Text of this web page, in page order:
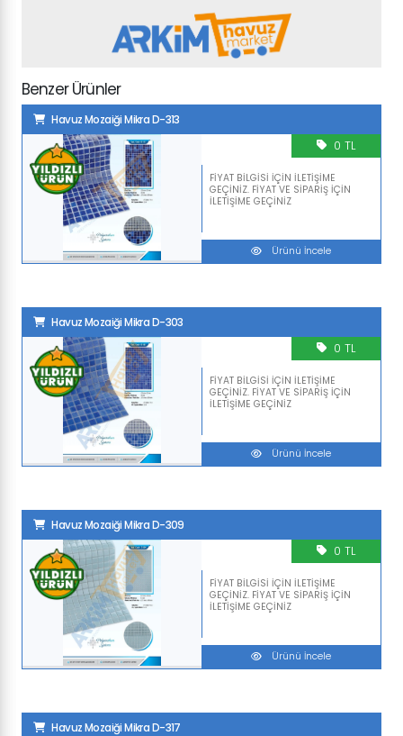
Benzer Ürünler
Havuz Mozaiği Mikra D-313
FİYAT BİLGİSİ İÇİN İLETİŞİME
GEÇİNİZ. FİYAT VE SİPARİŞ İÇİN
İLETİŞİME GEÇİNİZ
0 TL
Ürünü İncele
Havuz Mozaiği Mikra D-303
FİYAT BİLGİSİ İÇİN İLETİŞİME
GEÇİNİZ. FİYAT VE SİPARİŞ İÇİN
İLETİŞİME GEÇİNİZ
0 TL
Ürünü İncele
Havuz Mozaiği Mikra D-309
FİYAT BİLGİSİ İÇİN İLETİŞİME
GEÇİNİZ. FİYAT VE SİPARİŞ İÇİN
İLETİŞİME GEÇİNİZ
0 TL
Ürünü İncele
Havuz Mozaiği Mikra D-317